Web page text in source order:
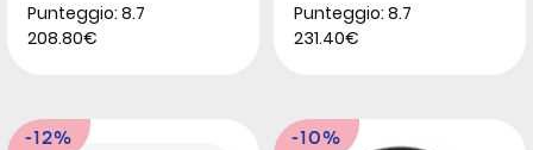
Punteggio: 8.7
208.80€
Punteggio: 8.7
231.40€
-12% -10%